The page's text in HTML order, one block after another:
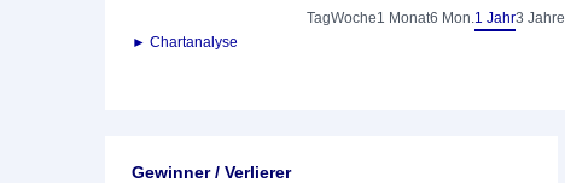
TagWoche1 Monat6 Mon.1 Jahr3 Jahre
► Chartanalyse
Gewinner / Verlierer